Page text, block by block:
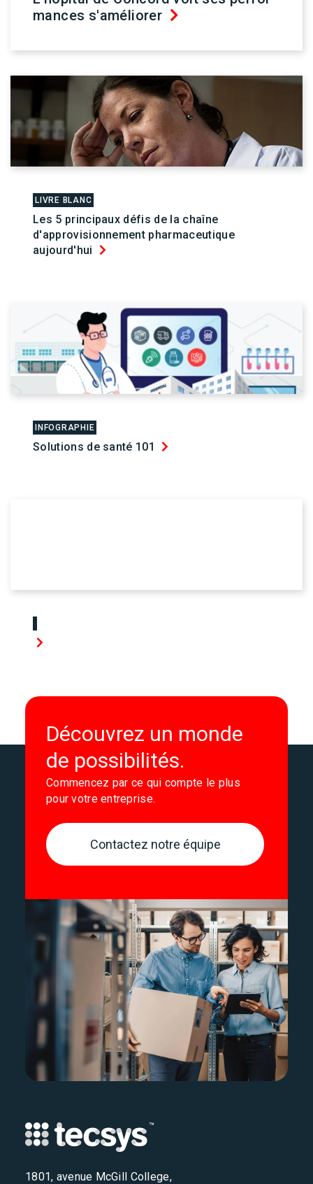
mances s'améliorer
LIVRE BLANC
Les 5 principaux défis de la chaîne
d'approvisionnement pharmaceutique
aujourd'hui
INFOGRAPHIE
Solutions de santé 101
Découvrez un monde
de possibilités.
Commencez par ce qui compte le plus
pour votre entreprise.
Contactez notre équipe
1801, avenue McGill College,